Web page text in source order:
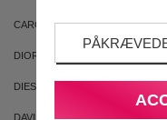
CAROLINA HERRERA
DIOR
DIESEL
DAVID BECKHAM